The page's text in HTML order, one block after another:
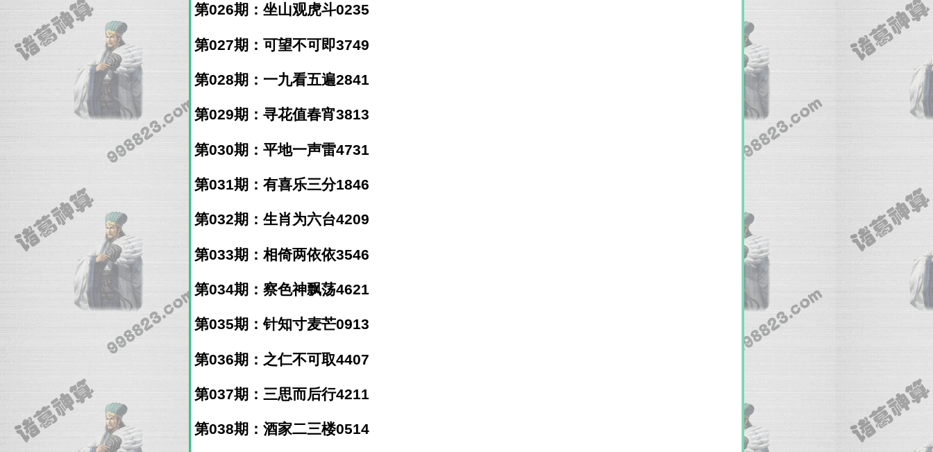
第026期：坐山观虎斗0235
第027期：可望不可即3749
第028期：一九看五遍2841
第029期：寻花值春宵3813
第030期：平地一声雷4731
第031期：有喜乐三分1846
第032期：生肖为六台4209
第033期：相倚两依依3546
第034期：察色神飘荡4621
第035期：针知寸麦芒0913
第036期：之仁不可取4407
第037期：三思而后行4211
第038期：酒家二三楼0514